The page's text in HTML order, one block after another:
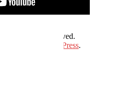
. All rights reserved.
WordPress.